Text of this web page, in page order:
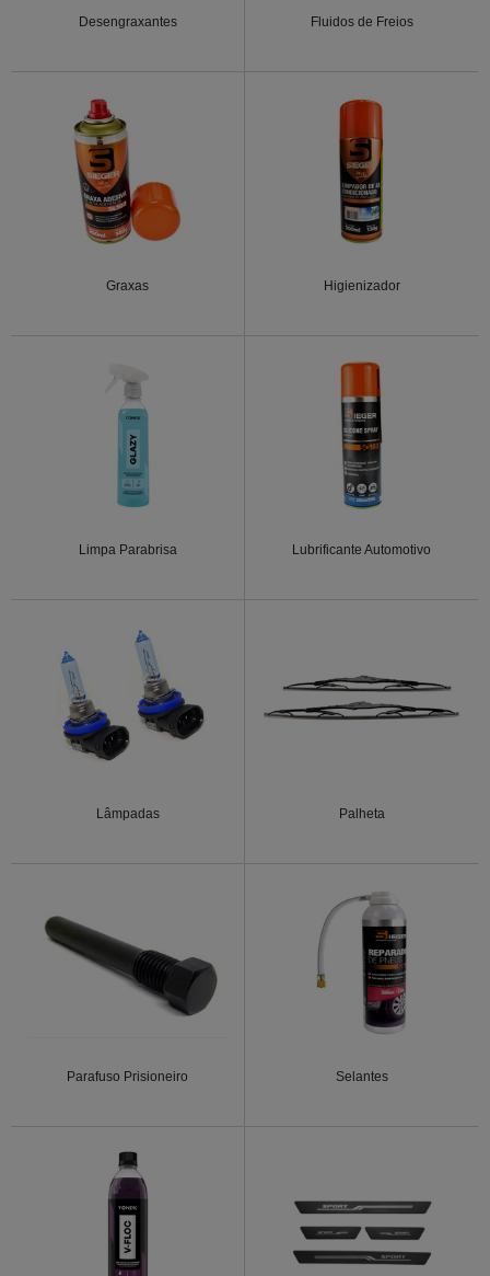
Desengraxantes Fluidos de Freios
Graxas Higienizador
Limpa Parabrisa Lubrificante Automotivo
Lâmpadas Palheta
Parafuso Prisioneiro Selantes